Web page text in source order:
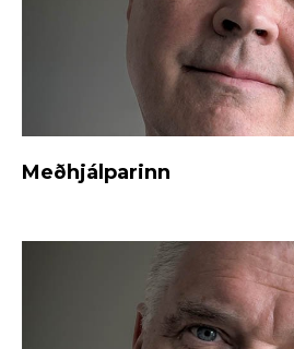
Meðhjálparinn